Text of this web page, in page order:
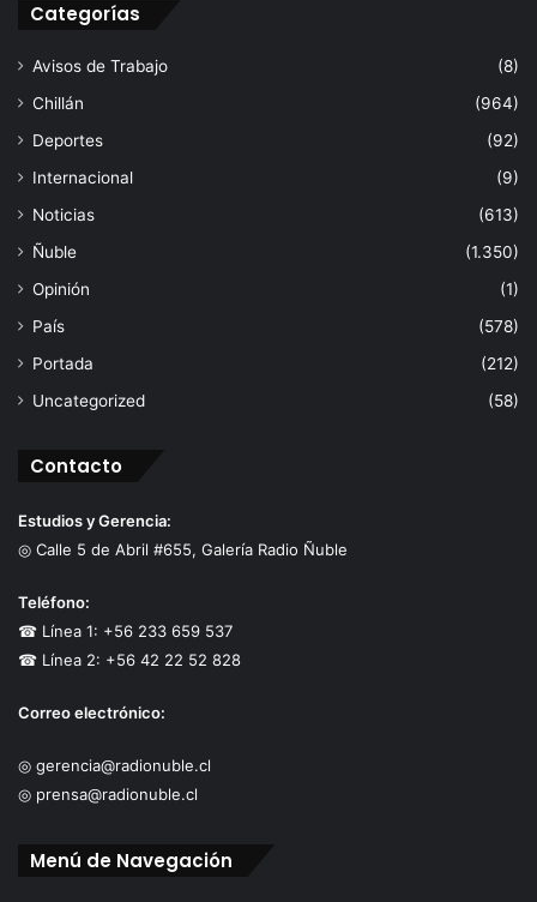
Categorías
Avisos de Trabajo
(8)
Chillán
(964)
Deportes
(92)
Internacional
(9)
Noticias
(613)
Ñuble
(1.350)
Opinión
(1)
País
(578)
Portada
(212)
Uncategorized
(58)
Contacto
Estudios y Gerencia:
◎ Calle 5 de Abril #655, Galería Radio Ñuble
Teléfono:
☎ Línea 1: +56 233 659 537
☎ Línea 2: +56 42 22 52 828
Correo electrónico:
◎ gerencia@radionuble.cl
◎ prensa@radionuble.cl
Menú de Navegación